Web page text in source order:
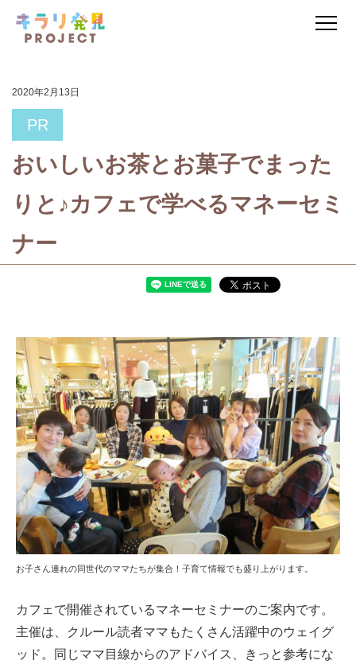
2020年2月13日
PR
おいしいお茶とお菓子でまった
りと♪カフェで学べるマネーセミ
ナー
お子さん連れの同世代のママたちが集合！子育て情報でも盛り上がります。
カフェで開催されているマネーセミナーのご案内です。
主催は、クルール読者ママもたくさん活躍中のウェイグ
ッド。同じママ目線からのアドバイス、きっと参考にな